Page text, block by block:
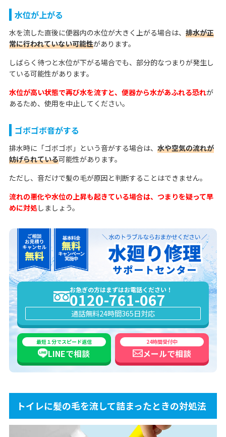
水位が上がる
水を流した直後に便器内の水位が大きく上がる場合は、 排水が正
常に行われていない可能性があります。
しばらく待つと水位が下がる場合でも、部分的なつまりが発生し
ている可能性があります。
水位が高い状態で再び水を流すと、便器から水があふれる恐れが
あるため、使用を中止してください。
ゴボゴボ音がする
排水時に「ゴボゴボ」という音がする場合は、 水や空気の流れが
妨げられている可能性があります。
ただし、音だけで髪の毛が原因と判断することはできません。
流れの悪化や水位の上昇も起きている場合は、つまりを疑って早
めに対処しましょう。
お急ぎの方はまずはお電話ください！
0120-761-067
通話無料24時間365日対応
最短１分でスピード返信
LINEで相談
24時間受付中
メールで相談
トイレに髪の毛を流して詰まったときの対処法